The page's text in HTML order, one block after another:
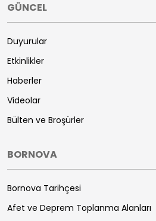
GÜNCEL
Duyurular
Etkinlikler
Haberler
Videolar
Bülten ve Broşürler
BORNOVA
Bornova Tarihçesi
Afet ve Deprem Toplanma Alanları